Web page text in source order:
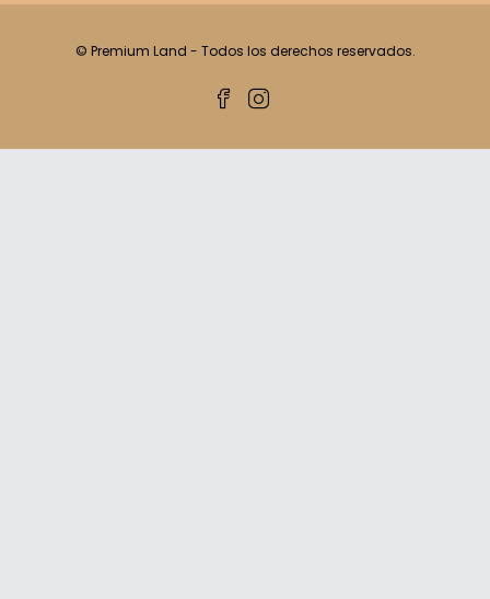
© Premium Land - Todos los derechos reservados.